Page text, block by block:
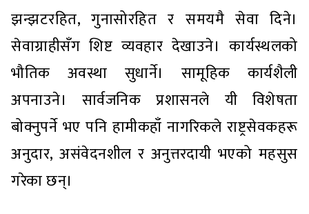
झन्झटरहित, गुनासोरहित र समयमै सेवा दिने।
सेवाग्राहीसँग शिष्ट व्यवहार देखाउने। कार्यस्थलको
भौतिक अवस्था सुधार्ने। सामूहिक कार्यशैली
अपनाउने। सार्वजनिक प्रशासनले यी विशेषता
बोक्नुपर्ने भए पनि हामीकहाँ नागरिकले राष्ट्रसेवकहरू
अनुदार, असंवेदनशील र अनुत्तरदायी भएको महसुस
गरेका छन्।